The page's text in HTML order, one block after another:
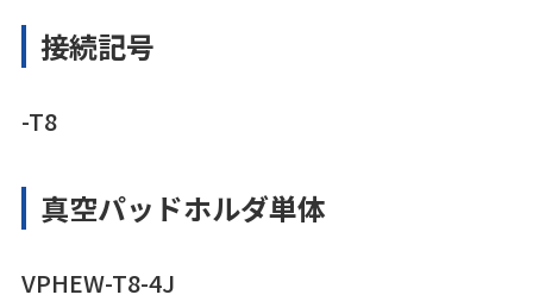
接続記号
-T8
真空パッドホルダ単体
VPHEW-T8-4J